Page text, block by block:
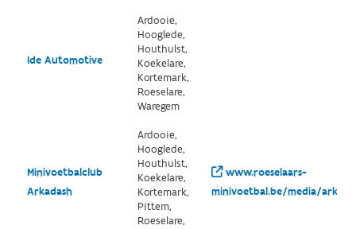
Ide Automotive
Ardooie,
Hooglede,
Houthulst,
Koekelare,
Kortemark,
Roeselare,
Waregem
Minivoetbalclub
Arkadash
Ardooie,
Hooglede,
Houthulst,
Koekelare,
Kortemark,
Pittem,
Roeselare,
www.roeselaars-
minivoetbal.be/media/